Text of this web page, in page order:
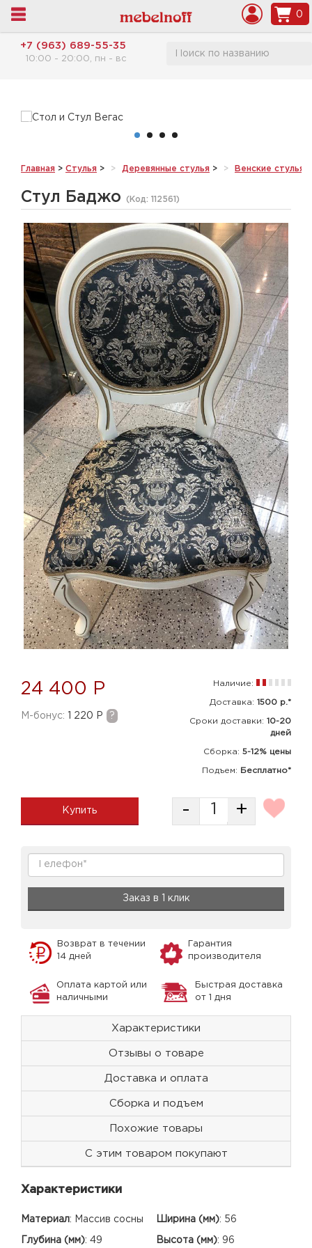
0
+7 (963) 689-55-35
10:00 - 20:00, пн - вс
Стол Вегас
Главная > Стулья > Деревянные стулья > Венские стулья
Стул Баджо (Код: 112561 )
24 400 Р
M-бонус: 1 220 Р ?
Наличие:
Доставка: 1500 р.*
Сроки доставки: 10-20
дней
Сборка: 5-12% цены
Подъем: Бесплатно*
Купить - +
Заказ в 1 клик
Возврат в течении
14 дней
Гарантия
производителя
Оплата картой или
наличными
Быстрая доставка
от 1 дня
Характеристики
Отзывы о товаре
Доставка и оплата
Сборка и подъем
Похожие товары
С этим товаром покупают
Характеристики
Материал: Массив сосны Ширина (мм): 56
Глубина (мм): 49 Высота (мм): 96